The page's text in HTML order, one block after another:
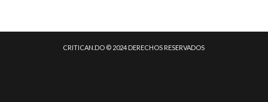
CRITICAN.DO © 2024 DERECHOS RESERVADOS